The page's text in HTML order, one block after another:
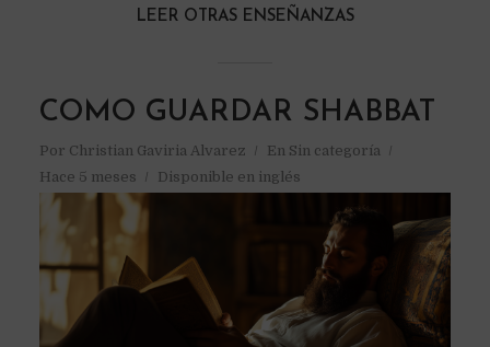
LEER OTRAS ENSEÑANZAS
COMO GUARDAR SHABBAT
Por Christian Gaviria Alvarez En Sin categoría
Hace 5 meses
Disponible en inglés